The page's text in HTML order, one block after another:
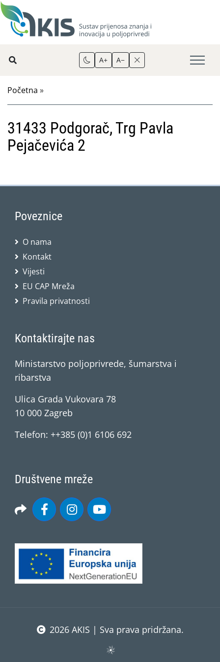
A+ A−
Početna »
31433 Podgorač, Trg Pavla
Pejačevića 2
Poveznice
O nama
Kontakt
Vijesti
EU CAP Mreža
Pravila privatnosti
Kontaktirajte nas
Ministarstvo poljoprivrede, šumarstva i
ribarstva
Ulica Grada Vukovara 78
10 000 Zagreb
Telefon: ++385 (0)1 6106 692
Društvene mreže
2026 AKIS | Sva prava pridržana.